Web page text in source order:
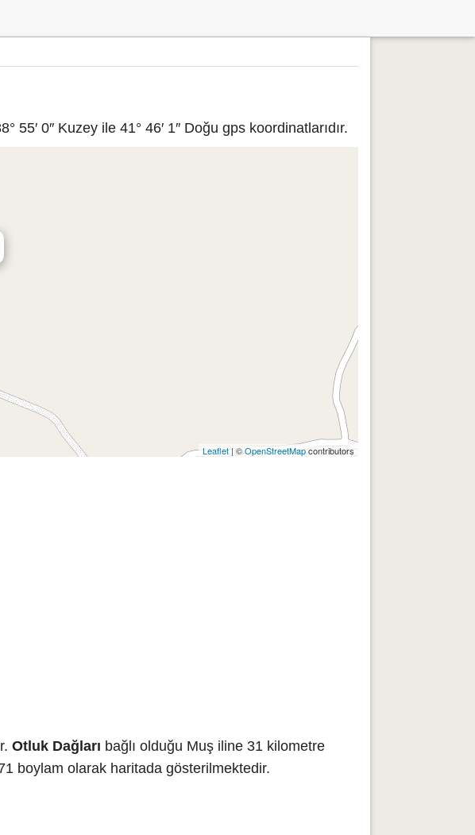
0″ Kuzey ile 41° 46′ 1″ Doğu gps koordinatlarıdır.
Leaflet | ©OpenStreetMapcontributors
Otluk Dağları bağlı olduğu Muş iline 31 kilometre
boylam olarak haritada gösterilmektedir.